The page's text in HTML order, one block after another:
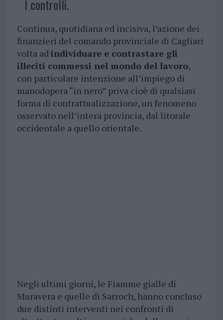
I controlli.
Continua, quotidiana ed incisiva, l’azione dei
finanzieri del comando provinciale di Cagliari
volta adindividuare e contrastare gli
illeciti commessi nel mondo del lavoro,
con particolare intenzione all’impiego di
manodopera “in nero” priva cioè di qualsiasi
forma di contrattualizzazione, un fenomeno
osservato nell’intera provincia, dal litorale
occidentale a quello orientale.
Negli ultimi giorni, le Fiamme gialle di
Muravera e quelle di Sarroch, hanno concluso
due distinti interventi nei confronti di